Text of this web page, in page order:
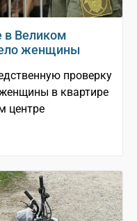
в Великом
женщины
проверку
в квартире
центре